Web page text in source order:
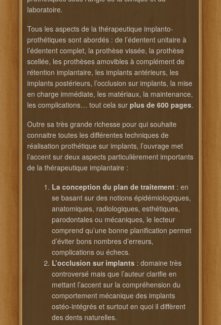
laboratoire.
Tous les aspects de la thérapeutique implanto-
prothétiques sont abordés : de l’édentent unitaire à
l’édentent complet, la prothèse vissée, la prothèse
scellée, les prothèses amovibles à complément de
rétention implantaire, les implants antérieurs, les
implants postérieurs, l’occlusion sur implants, la mise
en charge immédiate, les matériaux, la maintenance,
les complications… tout cela sur plus de 600 pages.
Outre sa très grande richesse pour qui souhaite
connaitre toutes les différentes techniques de
réalisation prothétique sur implants, l’ouvrage met
l’accent sur deux aspects particulièrement importants
de la thérapeutique implantaire :
La conception du plan de traitement : en
se basant sur des notions épidémiologiques,
anatomiques, radiologiques, esthétiques,
parodontales ou mécaniques, le lecteur
comprend qu’une bonne planification permet
d’éviter bons nombres d’erreurs,
complications ou échecs.
L’occlusion sur implants : domaine très
controversé mais que l’auteur clarifie en
mettant l’accent sur la compréhension du
comportement mécanique des implants
ostéo-intégrés et surtout en quoi il diffèrent
des dents naturelles.